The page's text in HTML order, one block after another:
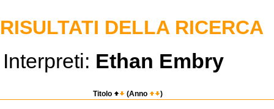
RISULTATI DELLA RICERCA
Interpreti: Ethan Embry
Titolo (Anno )